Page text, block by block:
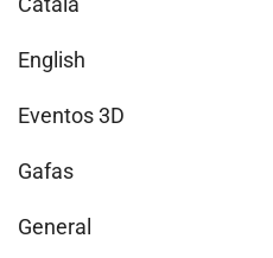
English
Eventos 3D
Gafas
General